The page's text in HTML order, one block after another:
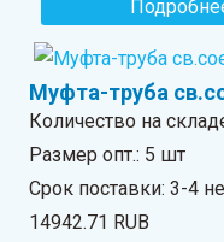
Муфта-труба
Количество на
Размер опт.: 5 шт
Срок поставки: 3-4
14942.71 RUB